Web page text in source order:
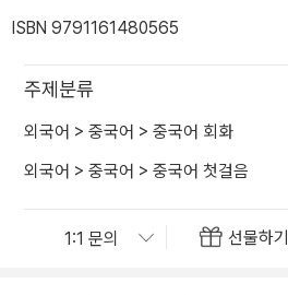
ISBN 9791161480565
주제분류
외국어 > 중국어 > 중국어 회화
외국어 > 중국어 > 중국어 첫걸음
선물하기